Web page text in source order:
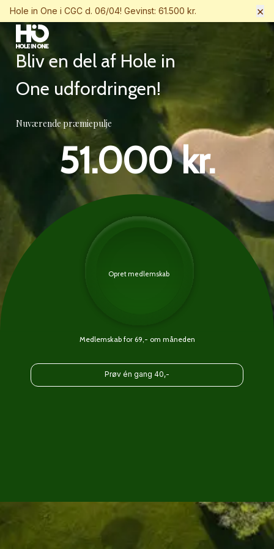
Hole in One i CGC d. 06/04! Gevinst: 61.500 kr. ×
Bliv en del af Hole in
One udfordringen!
Nuværende præmiepulje
51.000 kr.
Opret medlemskab
Medlemskab for 69,- om måneden
Prøv én gang 40,-